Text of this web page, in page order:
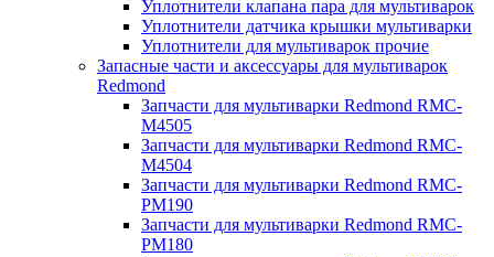
Уплотнители клапана пара для мультиварок
Уплотнители датчика крышки мультиварки
Уплотнители для мультиварок прочие
Запасные части и аксессуары для мультиварок
Redmond
Запчасти для мультиварки Redmond RMC-
M4505
Запчасти для мультиварки Redmond RMC-
M4504
Запчасти для мультиварки Redmond RMC-
PM190
Запчасти для мультиварки Redmond RMC-
PM180